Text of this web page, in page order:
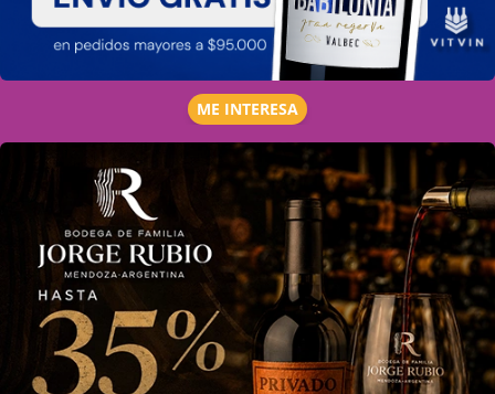
ME INTERESA